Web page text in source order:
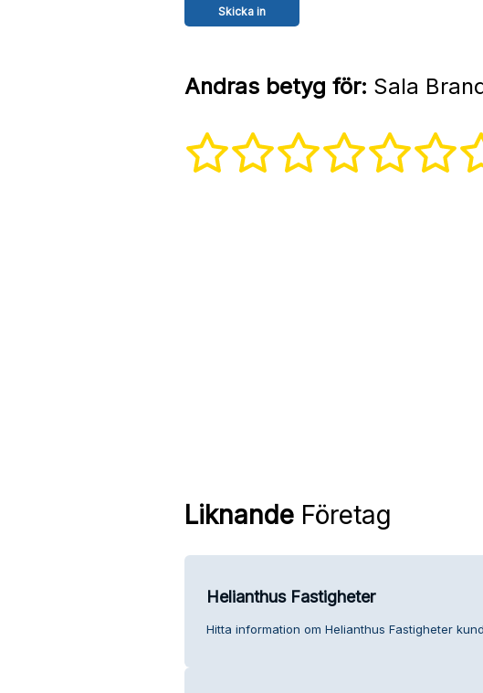
Andras betyg för: Sala
LiknandeFöretag
Helianthus Fastigheter
Hitta information om Helianthus Fastigheter